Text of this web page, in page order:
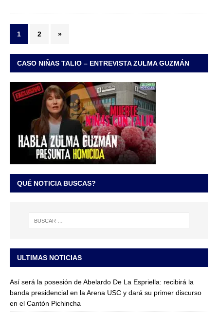
1 2 »
CASO NIÑAS TALIO – ENTREVISTA ZULMA GUZMÁN
QUÉ NOTICIA BUSCAS?
ULTIMAS NOTICIAS
Así será la posesión de Abelardo De La Espriella: recibirá la
banda presidencial en la Arena USC y dará su primer discurso
en el Cantón Pichincha